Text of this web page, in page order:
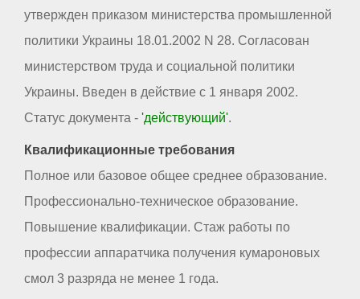
утвержден приказом министерства промышленной
политики Украины 18.01.2002 N 28. Согласован
министерством труда и социальной политики
Украины. Введен в действие с 1 января 2002.
Статус документа - 'действующий'.
Квалификационные требования
Полное или базовое общее среднее образование.
Профессионально-техническое образование.
Повышение квалификации. Стаж работы по
профессии аппаратчика получения кумароновых
смол 3 разряда не менее 1 года.